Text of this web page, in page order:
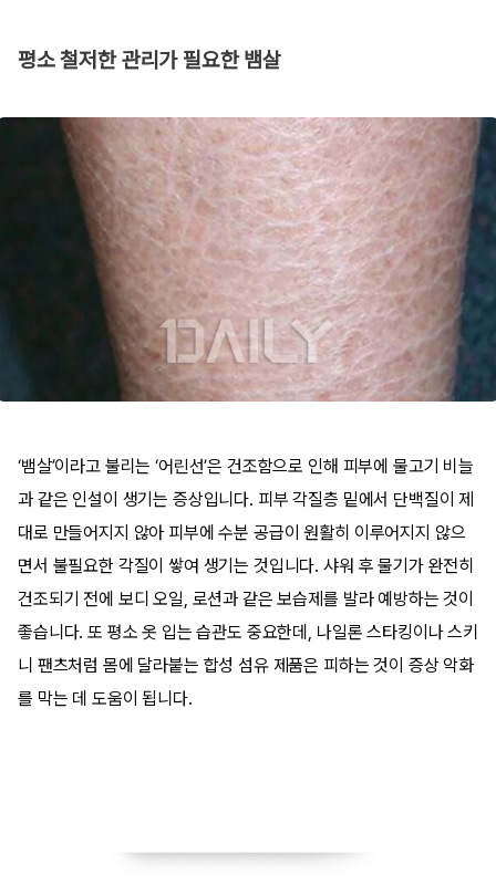
​평소 철저한 관리가 필요한 뱀살
‘뱀살’이라고 불리는 ‘어린선’은 건조함으로 인해 피부에 물고기 비늘
과 같은 인설이 생기는 증상입니다. 피부 각질층 밑에서 단백질이 제
대로 만들어지지 않아 피부에 수분 공급이 원활히 이루어지지 않으
면서 불필요한 각질이 쌓여 생기는 것입니다. 샤워 후 물기가 완전히
건조되기 전에 보디 오일, 로션과 같은 보습제를 발라 예방하는 것이
좋습니다. 또 평소 옷 입는 습관도 중요한데, 나일론 스타킹이나 스키
니 팬츠처럼 몸에 달라붙는 합성 섬유 제품은 피하는 것이 증상 악화
를 막는 데 도움이 됩니다.